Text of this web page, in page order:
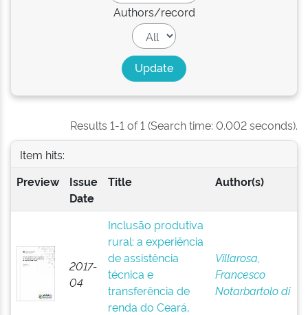
Authors/record
Results 1-1 of 1 (Search time: 0.002 seconds).
Item hits:
Preview
Issue
Date
Title Author(s)
2017-
04
Inclusão produtiva
rural: a experiência
de assistência
técnica e
transferência de
renda do Ceará,
Villarosa,
Francesco
Notarbartolo di